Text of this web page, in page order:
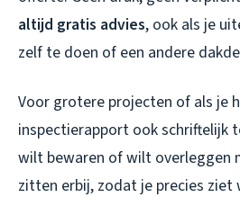
altijd gratis advies, ook als je
zelf te doen of een andere
Voor grotere projecten of als je
inspectierapport ook schriftelijk
wilt bewaren of wilt overleggen
zitten erbij, zodat je precies ziet